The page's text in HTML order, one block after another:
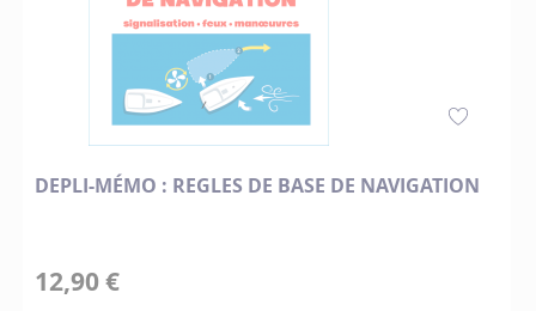
DEPLI-MÉMO : REGLES DE BASE DE NAVIGATION
12,90 €